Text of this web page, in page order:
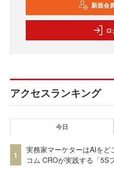
新規会
アクセスランキング
今日
1
実務家マーケターはAIをど
コム CROが実践する「5S